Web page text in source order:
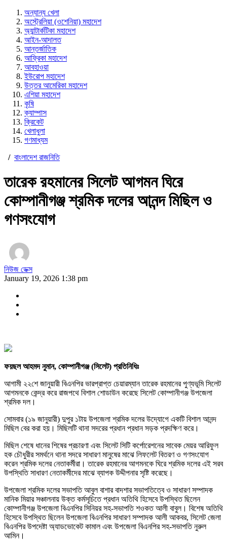
অন্যান্য খেলা
অস্ট্রেলিয়া (ওশেনিয়া) মহাদেশ
অ্যান্টার্কটিকা মহাদেশ
আইন-আদালত
আন্তর্জাতিক
আফ্রিকা মহাদেশ
আবহাওয়া
ইউরোপ মহাদেশ
উত্তর আমেরিকা মহাদেশ
এশিয়া মহাদেশ
কৃষি
ক্যাম্পাস
ক্রিকেট
খেলাধুলা
গণমাধ্যম
/ বাংলাদেশ রাজনিতি
তারেক রহমানের সিলেট আগমন ঘিরে
কোম্পানীগঞ্জ শ্রমিক দলের আনন্দ মিছিল ও
গণসংযোগ
নিউজ ডেক্স
January 19, 2026 1:38 pm
ফয়ছল আহমদ নুমান, কোম্পানীগঞ্জ (সিলেট) প্রতিনিধিঃ
আগামী ২২শে জানুয়ারী বিএনপির ভারপ্রাপ্ত চেয়ারম্যান তারেক রহমানের পুণ্যভূমি সিলেট
আগমনকে কেন্দ্র করে রাজপথে বিশাল শোডাউন করেছে সিলেট কোম্পানীগঞ্জ উপজেলা
শ্রমিক দল।
সোমবার (১৯ জানুয়ারী) দুপুর ১টায় উপজেলা শ্রমিক দলের উদ্যোগে একটি বিশাল আনন্দ
মিছিল বের করা হয়। মিছিলটি থানা সদরের প্রধান প্রধান সড়ক প্রদক্ষিণ করে।
মিছিল শেষে ধানের শিষের প্রচারণা এবং সিলেট সিটি কর্পোরেশনের সাবেক মেয়র আরিফুল
হক চৌধুরীর সমর্থনে থানা সদরে সাধারণ মানুষের মাঝে লিফলেট বিতরণ ও গণসংযোগ
করেন শ্রমিক দলের নেতাকর্মীরা। তারেক রহমানের আগমনকে ঘিরে শ্রমিক দলের এই সরব
উপস্থিতি সাধারণ নেতাকর্মীদের মাঝে ব্যাপক উদ্দীপনার সৃষ্টি করেছে।
উপজেলা শ্রমিক দলের সভাপতি আবুল বাশার বাদশার সভাপতিত্বে ও সাধারণ সম্পাদক
মানিক মিয়ার সঞ্চালনায় উক্ত কর্মসূচিতে প্রধান অতিথি হিসেবে উপস্থিত ছিলেন
কোম্পানীগঞ্জ উপজেলা বিএনপির সিনিয়র সহ-সভাপতি শওকত আলী বাবুল। বিশেষ অতিথি
হিসেবে উপস্থিত ছিলেন উপজেলা বিএনপির সাধারণ সম্পাদক আলী আকবর, সিলেট জেলা
বিএনপির উপদেষ্টা অ্যাডভোকেট কামাল এবং উপজেলা বিএনপির সহ-সভাপতি নুরুল
আমিন।